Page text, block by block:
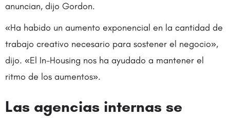
anuncian, dijo Gordon.
«Ha habido un aumento exponencial en la cantidad de
trabajo creativo necesario para sostener el negocio»,
dijo. «El In-Housing nos ha ayudado a mantener el
ritmo de los aumentos».
Las agencias internas se